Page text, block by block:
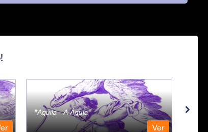
Aquila - A Águia
Ver